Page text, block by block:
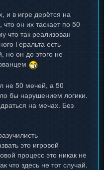
и в игре дерётся на
он их таскает по 50
что так реализован
Геральта есть
но он до этого не
не 50 мечей, а 50
бы нарушением логики.
на мечах. Без
это игровой
процесс это никак не
что здесь не тот случай.